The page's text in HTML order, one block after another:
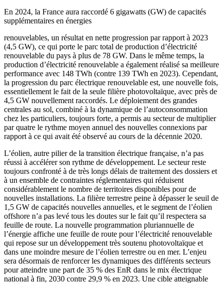
En 2024, la France aura raccordé 6 gigawatts (GW) de capacités
supplémentaires en énergies
renouvelables, un résultat en nette progression par rapport à 2023
(4,5 GW), ce qui porte le parc total de production d’électricité
renouvelable du pays à plus de 78 GW. Dans le même temps, la
production d’électricité renouvelable a également réalisé sa meilleure
performance avec 148 TWh (contre 139 TWh en 2023). Cependant,
la progression du parc électrique renouvelable est, une nouvelle fois,
essentiellement le fait de la seule filière photovoltaïque, avec près de
4,5 GW nouvellement raccordés. Le déploiement des grandes
centrales au sol, combiné à la dynamique de l’autoconsommation
chez les particuliers, toujours forte, a permis au secteur de multiplier
par quatre le rythme moyen annuel des nouvelles connexions par
rapport à ce qui avait été observé au cours de la décennie 2020.
L’éolien, autre pilier de la transition électrique française, n’a pas
réussi à accélérer son rythme de développement. Le secteur reste
toujours confronté à de très longs délais de traitement des dossiers et
à un ensemble de contraintes réglementaires qui réduisent
considérablement le nombre de territoires disponibles pour de
nouvelles installations. La filière terrestre peine à dépasser le seuil de
1,5 GW de capacités nouvelles annuelles, et le segment de l’éolien
offshore n’a pas levé tous les doutes sur le fait qu’il respectera sa
feuille de route. La nouvelle programmation pluriannuelle de
l’énergie affiche une feuille de route pour l’électricité renouvelable
qui repose sur un développement très soutenu photovoltaïque et
dans une moindre mesure de l’éolien terrestre ou en mer. L’enjeu
sera désormais de renforcer les dynamiques des différents secteurs
pour atteindre une part de 35 % des EnR dans le mix électrique
national à fin, 2030 contre 29,9 % en 2023. Une cible atteignable